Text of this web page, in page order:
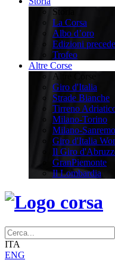
Storia
La Corsa
Albo d’oro
Edizioni
Trofeo
Altre Corse
Altre Corse
Giro d'Italia
Strade Bianche
Tirreno
Milano-Torino
Milano-Sanremo
Giro d'Italia
Il Giro
GranPiemonte
Il Lombardia
ITA
ENG